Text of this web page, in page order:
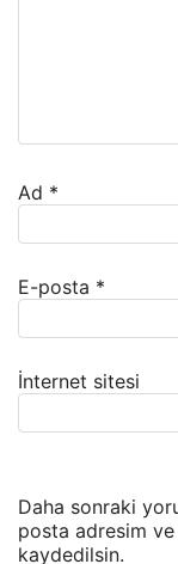
Ad *
E-posta *
İnternet sitesi
Daha sonraki
posta adresim ve
kaydedilsin.